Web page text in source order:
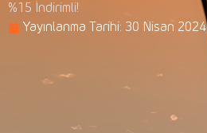
%15 İndirimli!
Yayınlanma Tarihi: 30 Nisan 2024